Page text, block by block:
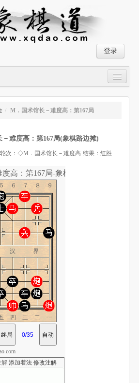
登录
/ M．国术馆长－难度高：第167局
难度高：第167局(象棋路边摊)
轮次：◇M．国术馆长－难度高 结果：红胜
高：第167局-象棋道
６７８９
汉 界
四三二一
解 添加着法 修改注解